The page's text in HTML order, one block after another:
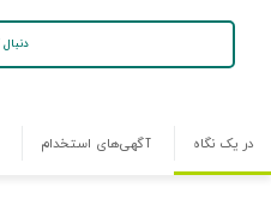
در یک نگاه آگهی‌های استخدام